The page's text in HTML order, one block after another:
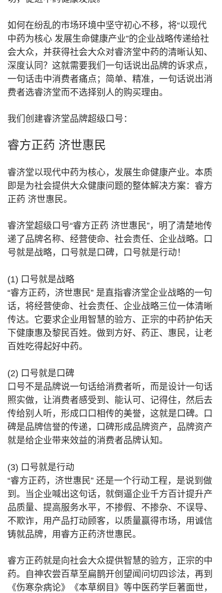
如何在纷乱的市场环境中坚守初心不移，将“以现代
中药为核心 发展生命健康产业”的企业战略传递给社
会大众，并获得社会大众对睿济堂中药的清晰认知、
深度认同？这就需要我们一句话说出品牌的诉求点，
一句话击中消费者痛点；简单、精准，一句话说出消
费者选睿济堂而不选择别人的购买理由。
我们创建睿济堂品牌超级口号：
睿方正药 济世惠民
睿济堂以现代中药为核心，发展生命健康产业。本质
即是为社会提供大众健康问题的整体解决方案：睿方
正药 济世惠民。
睿济堂超级口号“睿方正药 济世惠民”，明了清楚地传
递了品牌名称、经营使命、社会责任、企业战略。口
号就是战略，口号就是口碑，口号就是行动！
(1) 口号就是战略
“睿方正药，济世惠民” 是直指睿济堂企业战略的一句
话，将经营使命、社会责任、企业战略三位一体清晰
传达。它要求企业用智慧的验方、正宗的中药护佑天
下健康惠及黎民百姓。做到方好、药正、惠民，让老
百姓吃得起好中药。
(2) 口号就是口碑
口号不是品牌说一句话给消费者听，而是设计一句话
照实做，让消费者感受到、能认可、记得住，然后去
传给别人听，形成口口相传的美誉，这就是口碑。口
碑是品牌信誉的传递，口碑形成品牌资产，品牌资产
就是给企业带来效益的消费者品牌认知。
(3) 口号就是行动
“睿方正药，济世惠民” 还是一个行动工程，是说到做
到。当企业喊出这句话，就倒逼企业千方百计提升产
品质量、提高服务水平，不掺假、不掺杂、不误导、
不欺诈，用产品打动顾客，以质量赢得市场，用诚信
铸就品牌，用睿方正药济世惠民。
睿方正药就是向社会大众提供智慧的验方，正宗的中
药。自神农尝百草至扁鹊开创望闻问切四诊法，再到
《伤寒杂病论》《本草纲目》等中医药学巨著面世，